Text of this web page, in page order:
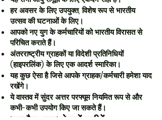
हर अवसर के लिए उपयुक्त, विशेष रूप से भारतीय
उत्सव की घटनाओं के लिए।
आपको नए युग के कर्मचारियों को भारतीय विरासत से
परिचित कराते हैं।
अंतरराष्ट्रीय ग्राहकों या विदेशी प्रतिनिधियों
(हाइपरलिंक) के लिए एक आदर्श स्मारिका।
यह कुछ ऐसा है जिसे आपके ग्राहक/कर्मचारी हमेशा याद
रखेंगे।
ये वास्तव में सुंदर अत्तर परफ्यूम नियमित रूप से और
कभी-कभी उपयोग किए जा सकते हैं।